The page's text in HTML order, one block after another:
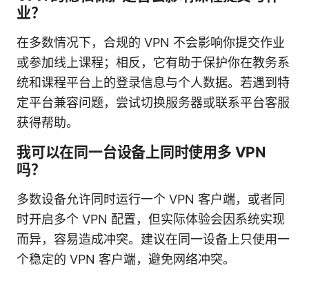
业？
在多数情况下，合规的 VPN 不会影响你提交作业
或参加线上课程；相反，它有助于保护你在教务系
统和课程平台上的登录信息与个人数据。若遇到特
定平台兼容问题，尝试切换服务器或联系平台客服
获得帮助。
我可以在同一台设备上同时使用多 VPN
吗？
多数设备允许同时运行一个 VPN 客户端，或者同
时开启多个 VPN 配置，但实际体验会因系统实现
而异，容易造成冲突。建议在同一设备上只使用一
个稳定的 VPN 客户端，避免网络冲突。